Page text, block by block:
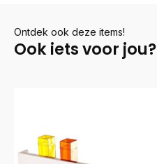
Ontdek ook deze items!
Ook iets voor jou?